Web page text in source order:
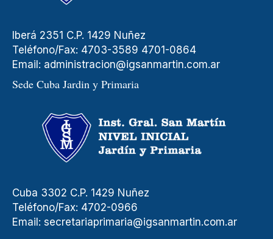
Iberá 2351 C.P. 1429 Nuñez
Teléfono/Fax: 4703-3589 4701-0864
Email: administracion@igsanmartin.com.ar
Sede Cuba Jardin y Primaria
Cuba 3302 C.P. 1429 Nuñez
Teléfono/Fax: 4702-0966
Email: secretariaprimaria@igsanmartin.com.ar